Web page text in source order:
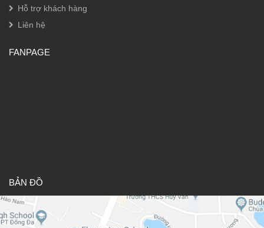
Hỗ trợ khách hàng
Liên hệ
FANPAGE
BẢN ĐỒ